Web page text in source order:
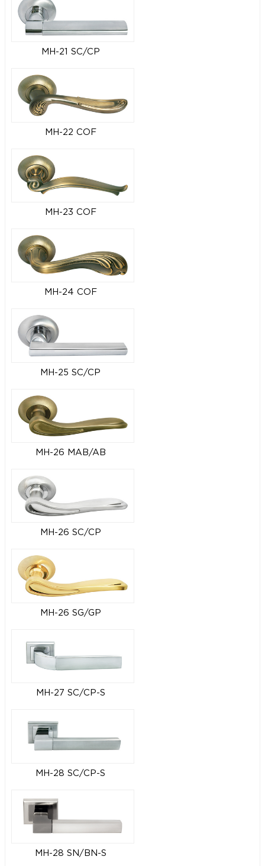
MH-21 SC/CP
MH-22 COF
MH-23 COF
MH-24 COF
MH-25 SC/CP
MH-26 MAB/AB
MH-26 SC/CP
MH-26 SG/GP
MH-27 SC/CP-S
MH-28 SC/CP-S
MH-28 SN/BN-S